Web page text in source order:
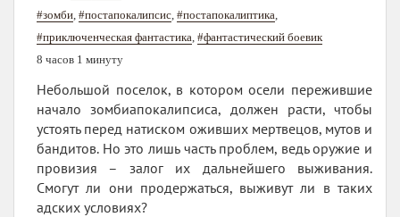
#зомби #постапокалипсис #постапокалиптика
#приключенческая фантастика #фантастический боевик
8 часов 1 минуту
Небольшой поселок, в котором осели пережившие
начало зомбиапокалипсиса, должен расти, чтобы
устоять перед натиском оживших мертвецов, мутов и
бандитов. Но это лишь часть проблем, ведь оружие и
провизия – залог их дальнейшего выживания.
Смогут ли они продержаться, выживут ли в таких
адских условиях?